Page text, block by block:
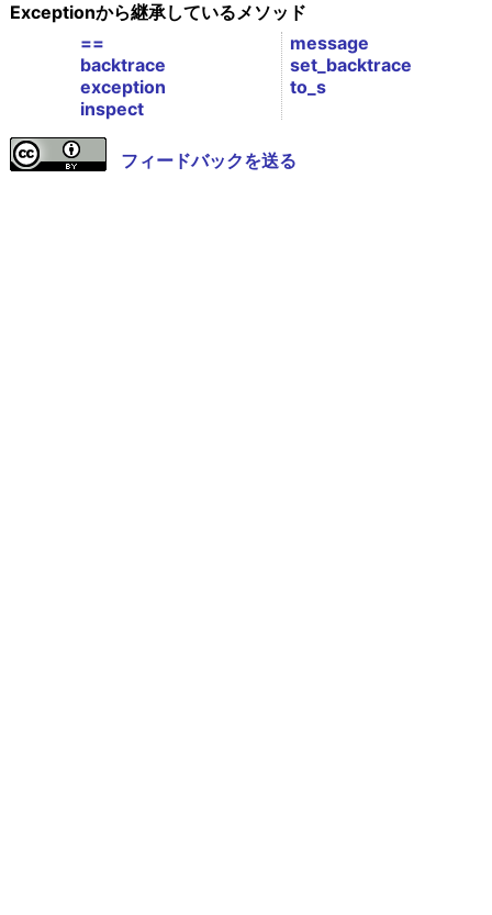
Exceptionから継承しているメソッド
==
backtrace
exception
inspect
message
set_backtrace
to_s
フィードバックを送る